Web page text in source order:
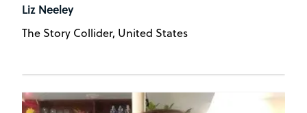
Liz Neeley
The Story Collider, United States